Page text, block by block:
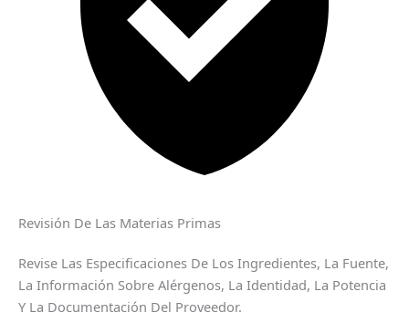
Revisión De Las Materias Primas
Revise Las Especificaciones De Los Ingredientes, La Fuente,
La Información Sobre Alérgenos, La Identidad, La Potencia
Y La Documentación Del Proveedor.